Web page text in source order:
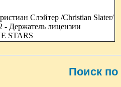
Слэйтер /Christian Slater/
Держатель лицензии
STARS
Поиск